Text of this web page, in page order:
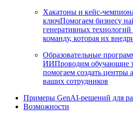
Хакатоны и кейс-
ключПомогаем бизнесу
генеративных
команду, которая их
Образовательные
ИИПроводим обучающие
помогаем создать центры
ваших сотрудников
Примеры GenAI-решений для
Возможности